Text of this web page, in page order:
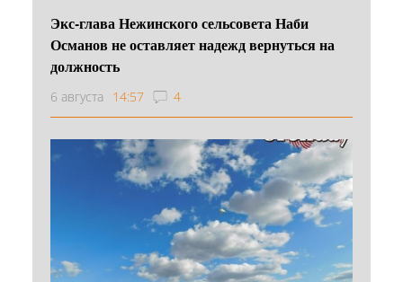
Экс-глава Нежинского сельсовета Наби
Османов не оставляет надежд вернуться на
должность
6 августа 14:57 4